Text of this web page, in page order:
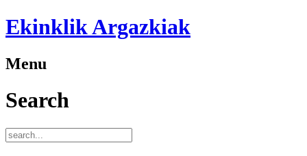
Ekinklik Argazkiak
Menu
Search